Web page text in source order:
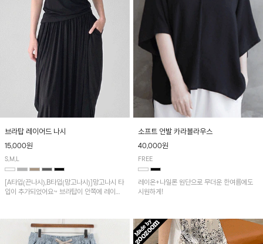
브라탑 레이어드 나시
15,000원
S,M,L
[A타입(끈나시),B타입(망고나시)]망고나시 타
입이 추가되었어요~ 브라탑이 안쪽에 레이어
소프트 언발 카라블라우스
40,000원
FREE
레이온+나일론 원단으로 무더운 한여름에도
시원하게!